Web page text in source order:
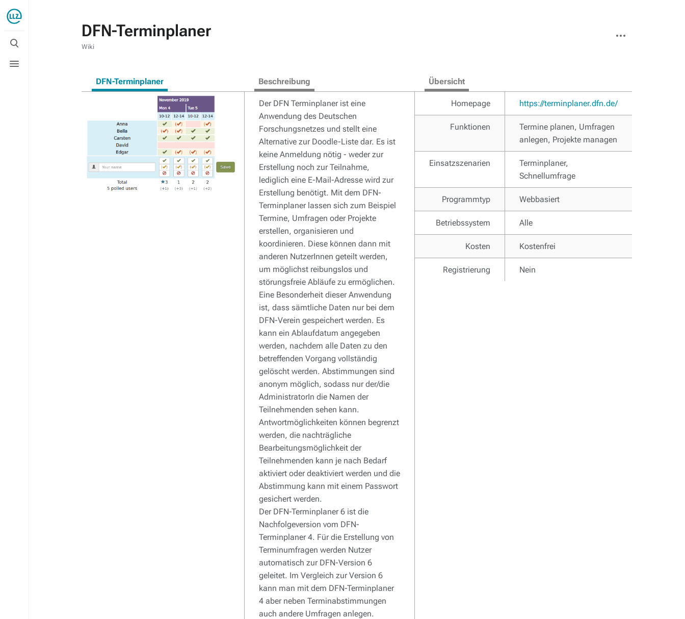
Suche
umschalten
umschalten
DFN-Terminplaner
Wiki
Aktionen
DFN-Terminplaner Beschreibung Übersicht
Der DFN Terminplaner ist eine
Anwendung des Deutschen
Forschungsnetzes und stellt eine
Alternative zur Doodle-Liste dar. Es ist
keine Anmeldung nötig - weder zur
Erstellung noch zur Teilnahme,
lediglich eine E-Mail-Adresse wird zur
Erstellung benötigt. Mit dem DFN-
Terminplaner lassen sich zum Beispiel
Termine, Umfragen oder Projekte
erstellen, organisieren und
koordinieren. Diese können dann mit
anderen NutzerInnen geteilt werden,
um möglichst reibungslos und
störungsfreie Abläufe zu ermöglichen.
Eine Besonderheit dieser Anwendung
ist, dass sämtliche Daten nur bei dem
DFN-Verein gespeichert werden. Es
kann ein Ablaufdatum angegeben
werden, nachdem alle Daten zu den
betreffenden Vorgang vollständig
gelöscht werden. Abstimmungen sind
anonym möglich, sodass nur der/die
AdministratorIn die Namen der
Teilnehmenden sehen kann.
Antwortmöglichkeiten können begrenzt
werden, die nachträgliche
Bearbeitungsmöglichkeit der
Teilnehmenden kann je nach Bedarf
aktiviert oder deaktiviert werden und die
Abstimmung kann mit einem Passwort
gesichert werden.
Der DFN-Terminplaner 6 ist die
Nachfolgeversion vom DFN-
Terminplaner 4. Für die Erstellung von
Terminumfragen werden Nutzer
automatisch zur DFN-Version 6
geleitet. Im Vergleich zur Version 6
kann man mit dem DFN-Terminplaner
4 aber neben Terminabstimmungen
auch andere Umfragen anlegen.
Homepage https://terminplaner.dfn.de/
Funktionen
Termine planen, Umfragen
anlegen, Projekte managen
Einsatzszenarien
Terminplaner,
Schnellumfrage
Programmtyp Webbasiert
Betriebssystem Alle
Kosten Kostenfrei
Registrierung Nein